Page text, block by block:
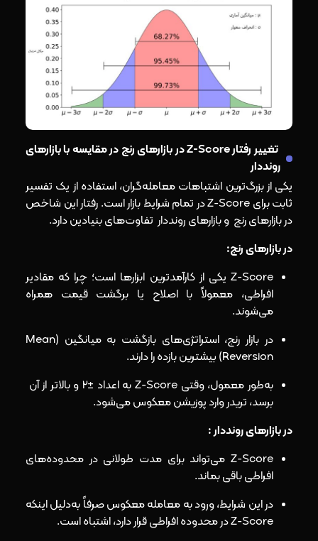
تغییر رفتار Z-Score در بازارهای رنج در مقایسه با بازارهای
رونددار
یکی از بزرگ‌ترین اشتباهات معامله‌گران، استفاده از یک تفسیر
ثابت برای Z-Score در تمام شرایط بازار است. رفتار این شاخص
در بازارهای رنج و بازارهای رونددار تفاوت‌های بنیادین دارد.
در بازارهای رنج:
Z-Score یکی از کارآمدترین ابزارها است؛ چرا که مقادیر
افراطی، معمولاً با اصلاح یا برگشت قیمت همراه
می‌شوند.
در بازار رنج، استراتژی‌های بازگشت به میانگین (Mean
Reversion) بیشترین بازده را دارند.
به‌طور معمول، وقتی Z-Score به اعداد ±2 و بالاتر از آن
برسد، تریدر وارد پوزیشن معکوس می‌شود.
در بازارهای رونددار :
Z-Score می‌تواند برای مدت طولانی در محدوده‌های
افراطی باقی بماند.
در این شرایط، ورود به معامله معکوس صرفاً به‌دلیل اینکه
Z-Score در محدوده افراطی قرار دارد، اشتباه است.